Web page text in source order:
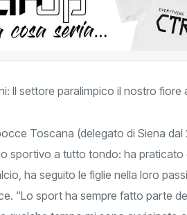
Toscana (delegato di Siena dal
sportivo a tutto tondo: ha
ha seguito le figlie nella loro
“Lo sport ha sempre fatto parte